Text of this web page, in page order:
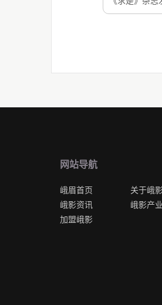
网站导航
峨眉首页 关于峨
峨影资讯
峨影产业
加盟峨影